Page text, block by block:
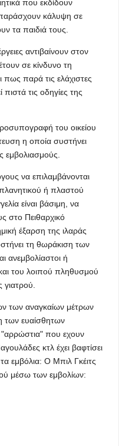
που εκδίδουν
παράσχουν κάλυψη σε
τα παιδιά τους.
αντιβαίνουν στον
σε κίνδυνο τη
πως παρά τις ελάχιστες
πιστά τις οδηγίες της
του οικείου
η οποία συστήνει
εμβολιασμούς.
να επιλαμβάνονται
ή πλαστού
είναι βάσιμη, να
στο Πειθαρχικό
έξαρση της ιλαράς
τη θωράκιση των
ανεμβολίαστοι ή
του λοιπού πληθυσμού
των αναγκαίων μέτρων
των ευαίσθητων
που εχουν
κτλ έχει βαφτίσει
εμβόλια: Ο Μπιλ Γκέιτς
μέσω των εμβολίων: